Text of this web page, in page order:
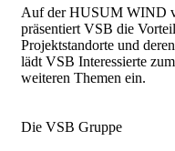
Auf der HUSUM WIND
präsentiert VSB die
Projektstandorte und
lädt VSB Interessierte
weiteren Themen ein.
Die VSB Gruppe